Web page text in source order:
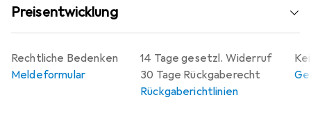
Preisentwicklung
14 Tage gesetzl. Widerruf
30 Tage Rückgaberecht
Rückgaberichtlinien
Rechtliche Bedenken
Meldeformular